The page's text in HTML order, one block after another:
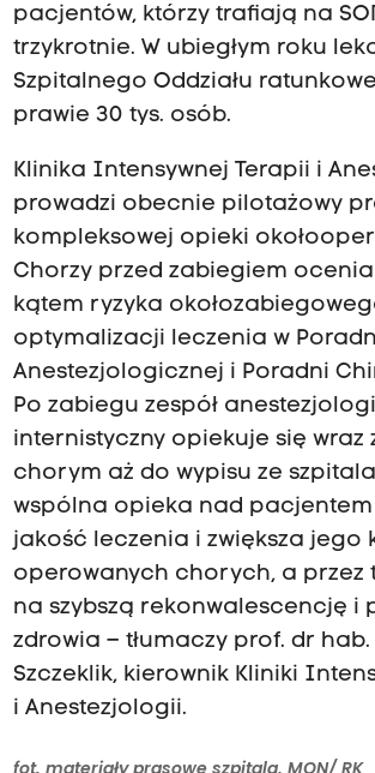
pacjentów, którzy trafiają na
trzykrotnie. W ubiegłym roku
Szpitalnego Oddziału
prawie 30 tys. osób.
Klinika Intensywnej Terapii i
prowadzi obecnie pilotażowy
kompleksowej opieki
Chorzy przed zabiegiem
kątem ryzyka
optymalizacji leczenia w
Anestezjologicznej i Poradni
Po zabiegu zespół
internistyczny opiekuje się
chorym aż do wypisu ze
wspólna opieka nad
jakość leczenia i zwiększa jego
operowanych chorych, a przez
na szybszą rekonwalescencję i
zdrowia – tłumaczy prof. dr
Szczeklik, kierownik Kliniki
i Anestezjologii.
fot. materiały prasowe szpitala, MON/ RK